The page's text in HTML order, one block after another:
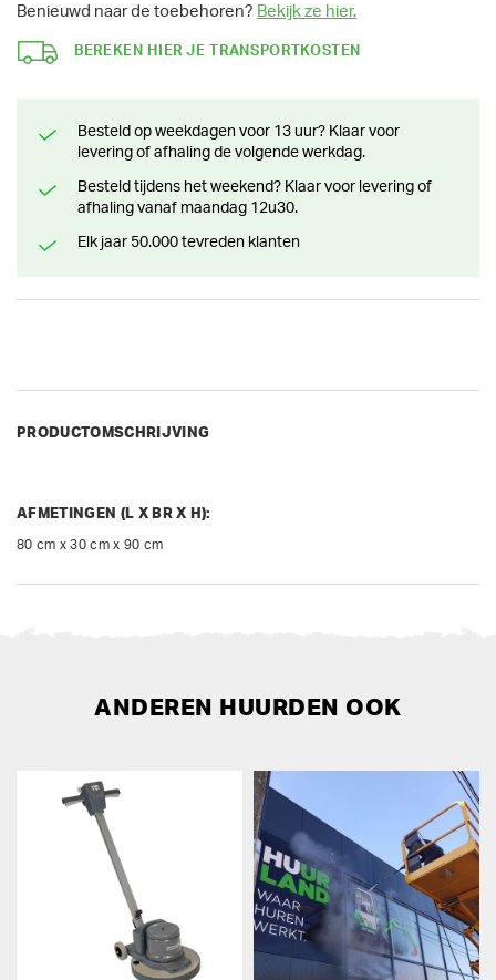
Benieuwd naar de toebehoren? Bekijk ze hier.
BEREKEN HIER JE TRANSPORTKOSTEN
Besteld op weekdagen voor 13 uur? Klaar voor
levering of afhaling de volgende werkdag.
Besteld tijdens het weekend? Klaar voor levering of
afhaling vanaf maandag 12u30.
Elk jaar 50.000 tevreden klanten
PRODUCTOMSCHRIJVING
AFMETINGEN (L X BR X H):
80 cm x 30 cm x 90 cm
ANDEREN HUURDEN OOK